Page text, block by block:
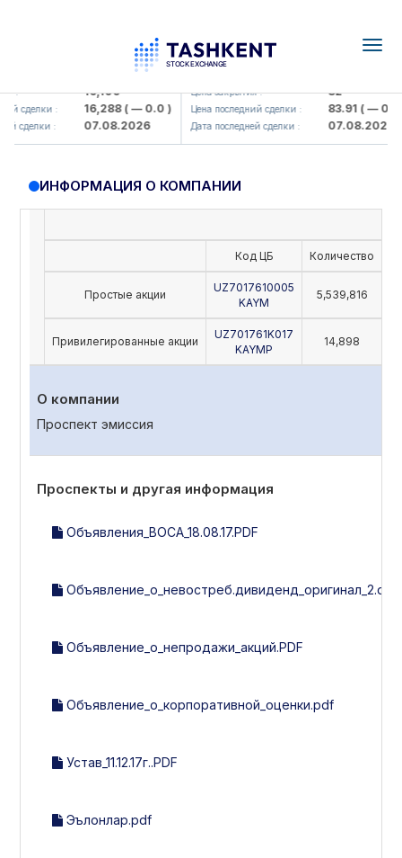
: 16,100
сделки : 16,288( — 0.0 )
сделки : 07.08.2026
KFSK (<Kafolat sug'urta
Цена закрытия : 82
Цена последний сделки : 83.91( — 0.0 )
Дата последней сделки : 07.08.2026
ИНФОРМАЦИЯ О КОМПАНИИ
Код ЦБ Количество
Простые акции
UZ7017610005
KAYM
5,539,816
Привилегированные акции
UZ701761K017
KAYMP
14,898
О компании
Проспект эмиссия
Проспекты и другая информация
Объявления_ВОСА_18.08.17.PDF
Объявление_о_непродажи_акций.PDF
Объявление_о_корпоративной_оценки.pdf
Устав_11.12.17г..PDF
Эълонлар.pdf